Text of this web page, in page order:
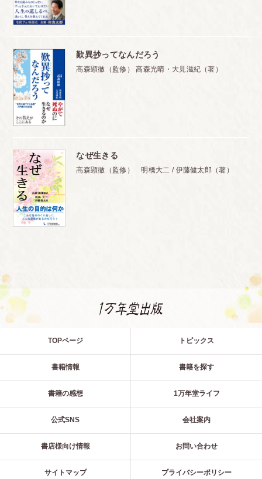
歎異抄ってなんだろう
高森顕徹（監修） 高森光晴・大見滋紀（著）
なぜ生きる
高森顕徹（監修） 明橋大二 / 伊藤健太郎（著）
TOPページ トピックス
書籍情報 書籍を探す
書籍の感想 1万年堂ライフ
公式SNS 会社案内
書店様向け情報 お問い合わせ
サイトマップ プライバシーポリシー